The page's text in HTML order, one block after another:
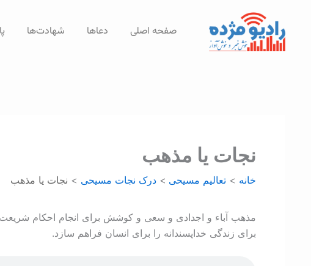
شهادت‌ها دعاها صفحه اصلی
نجات يا مذهب
خانه تعالیم مسیحی درک نجات مسيحی نجات يا مذهب
مذهب آباء و اجدادی و سعی و کوشش برای انجام احکام
برای زندگی خداپسندانه را برای انسان فراهم سازد.